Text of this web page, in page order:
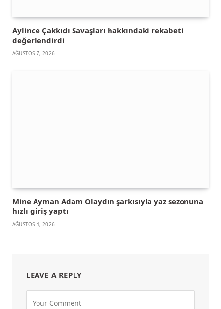
Aylince Çakkıdı Savaşları hakkındaki rekabeti
değerlendirdi
AĞUSTOS 7, 2026
Mine Ayman Adam Olaydın şarkısıyla yaz sezonuna
hızlı giriş yaptı
AĞUSTOS 4, 2026
LEAVE A REPLY